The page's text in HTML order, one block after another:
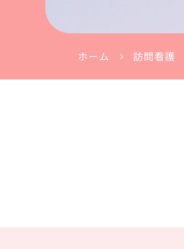
ホーム 訪問看護